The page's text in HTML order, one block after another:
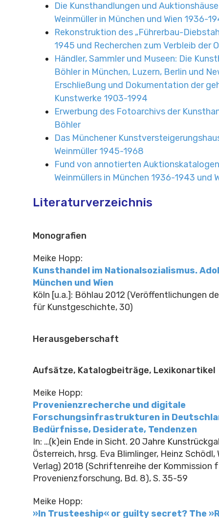
Die Kunsthandlungen und
Weinmüller in München und Wien 1936-
Rekonstruktion des „Führerbau-
1945 und Recherchen zum Verbleib der
Händler, Sammler und Museen: Die
Böhler in München, Luzern, Berlin und
Erschließung und Dokumentation der
Kunstwerke 1903-1994
Erwerbung des Fotoarchivs der
Böhler
Das Münchener
Weinmüller 1945-1968
Fund von annotierten
Weinmüllers in München 1936-1943 und
Literaturverzeichnis
Monografien
Meike Hopp:
Kunsthandel im Nationalsozialismus.
München und Wien
Köln [u.a.]: Böhlau 2012 (Veröffentlichungen
für Kunstgeschichte, 30)
Herausgeberschaft
Aufsätze, Katalogbeiträge, Lexikonartikel
Meike Hopp:
Provenienzrecherche und digitale
Forschungsinfrastrukturen in
Bedürfnisse, Desiderate, Tendenzen
In: …(k)ein Ende in Sicht. 20 Jahre
Österreich, hrsg. Eva Blimlinger, Heinz Schödl,
Verlag) 2018 (Schriftenreihe der Kommission
Provenienzforschung, Bd. 8), S. 35-59
Meike Hopp:
»In Trusteeship« or guilty secret? The